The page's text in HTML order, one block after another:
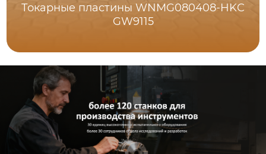
Токарные пластины WNMG080408-HKC
GW9115